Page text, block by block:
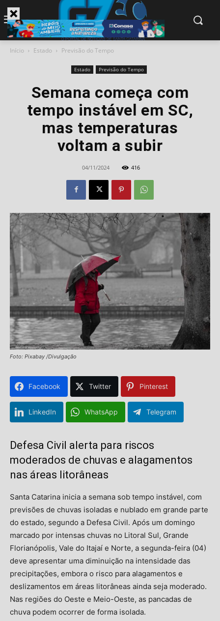
Início Estado Previsão do Tempo
Estado Previsão do Tempo
Semana começa com
tempo instável em SC,
mas temperaturas
voltam a subir
04/11/2024 416
Foto: Pixabay /Divulgação
Facebook Twitter Pinterest
LinkedIn WhatsApp Telegram
Defesa Civil alerta para riscos
moderados de chuvas e alagamentos
nas áreas litorâneas
Santa Catarina inicia a semana sob tempo instável, com
previsões de chuvas isoladas e nublado em grande parte
do estado, segundo a Defesa Civil. Após um domingo
marcado por intensas chuvas no Litoral Sul, Grande
Florianópolis, Vale do Itajaí e Norte, a segunda-feira (04)
deve apresentar uma diminuição na intensidade das
precipitações, embora o risco para alagamentos e
deslizamentos em áreas litorâneas ainda seja moderado.
Nas regiões do Oeste e Meio-Oeste, as pancadas de
chuva podem ocorrer de forma isolada.
modal-check